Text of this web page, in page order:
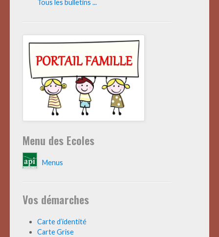
Tous les bulletins ...
Menu des Ecoles
Menus
Vos démarches
Carte d’identité
Carte Grise